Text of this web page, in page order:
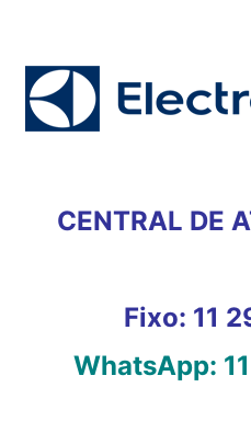
conteúdo
CENTRAL DE
Fixo: 11
WhatsApp: